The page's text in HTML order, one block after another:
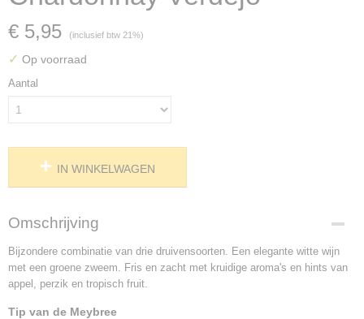
€ 5,95 (inclusief btw 21%)
✓ Op voorraad
Aantal
IN WINKELWAGEN
Omschrijving
Bijzondere combinatie van drie druivensoorten. Een elegante witte wijn
met een groene zweem. Fris en zacht met kruidige aroma's en hints van
appel, perzik en tropisch fruit.
Tip van de Meybree